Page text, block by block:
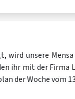
wird unsere
ihr mit der Firma
der Woche vom